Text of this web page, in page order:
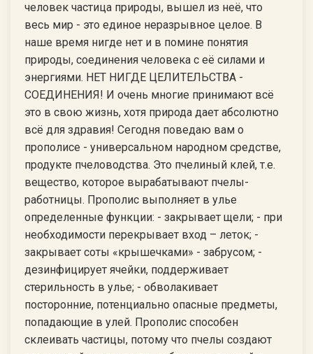
человек частица природы, вышел из неё, что
весь мир - это единое неразрывное целое. В
наше время нигде нет и в помине понятия
природы, соединения человека с её силами и
энергиями. НЕТ НИГДЕ ЦЕЛИТЕЛЬСТВА -
СОЕДИНЕНИЯ! И очень многие принимают всё
это в свою жизнь, хотя природа дает абсолютно
всё для здравия! Сегодня поведаю вам о
прополисе - универсальном народном средстве,
продукте пчеловодства. Это пчелиный клей, т.е.
вещество, которое вырабатывают пчелы-
работницы. Прополис выполняет в улье
определенные функции: - закрывает щели; - при
необходимости перекрывает вход – леток; -
закрывает соты «крышечками» - забрусом; -
дезинфицирует ячейки, поддерживает
стерильность в улье; - обволакивает
посторонние, потенциально опасные предметы,
попадающие в улей. Прополис способен
склеивать частицы, потому что пчелы создают